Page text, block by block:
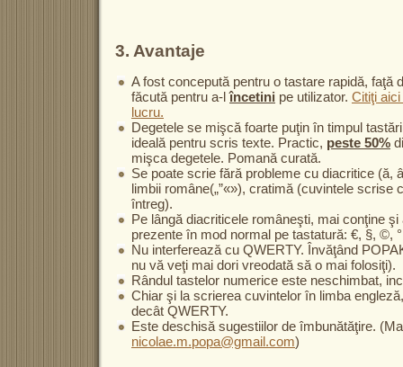
3. Avantaje
A fost concepută pentru o tastare rapidă, faţă
făcută pentru a-lîncetini pe utilizator. Citiţi
lucru.
Degetele se mişcă foarte puţin în timpul
ideală pentru scris texte. Practic, peste 50%
mişca degetele. Pomană curată.
Se poate scrie fără probleme cu diacritice (ă,
limbii române(„”«»), cratimă (cuvintele scrise
întreg).
Pe lângă diacriticele româneşti, mai conţine
prezente în mod normal pe tastatură: €, §, ©,
Nu interferează cu QWERTY. Învăţând
nu vă veţi mai dori vreodată să o mai folosiţi).
Rândul tastelor numerice este neschimbat,
Chiar şi la scrierea cuvintelor în limba
decât QWERTY.
Este deschisă sugestiilor de îmbunătăţire.
nicolae.m.popa@gmail.com)